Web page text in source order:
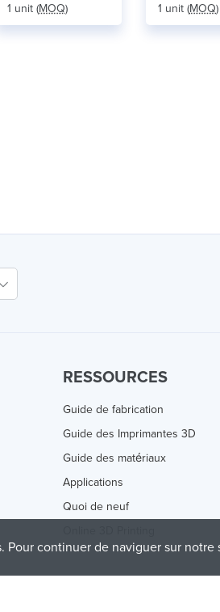
1 unit (MOQ)
1 unit (MOQ)
RESSOURCES
Guide de fabrication
Guide des Imprimantes 3D
Guide des matériaux
Applications
Quoi de neuf
Pour continuer de naviguer sur